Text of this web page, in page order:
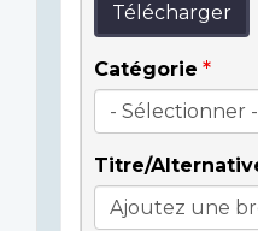
Télécharger
Catégorie
Titre/